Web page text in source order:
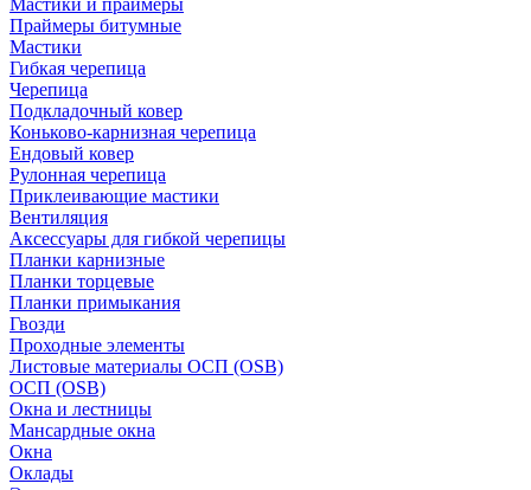
Мастики и праймеры
Праймеры битумные
Мастики
Гибкая черепица
Черепица
Подкладочный ковер
Коньково-карнизная черепица
Ендовый ковер
Рулонная черепица
Приклеивающие мастики
Вентиляция
Аксессуары для гибкой черепицы
Планки карнизные
Планки торцевые
Планки примыкания
Гвозди
Проходные элементы
Листовые материалы ОСП (OSB)
ОСП (OSB)
Окна и лестницы
Мансардные окна
Окна
Оклады